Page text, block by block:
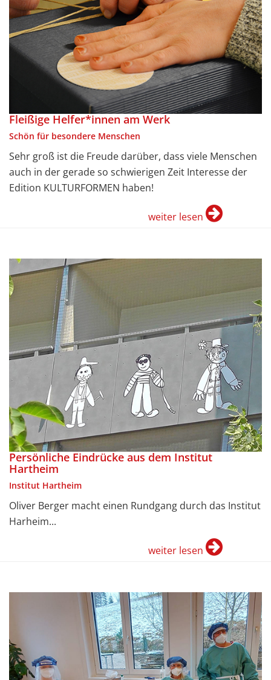
Fleißige Helfer*innen am Werk
Schön für besondere Menschen
Sehr groß ist die Freude darüber, dass viele Menschen
auch in der gerade so schwierigen Zeit Interesse der
Edition KULTURFORMEN haben!
weiter lesen
Persönliche Eindrücke aus dem Institut
Hartheim
Institut Hartheim
Oliver Berger macht einen Rundgang durch das Institut
Harheim...
weiter lesen